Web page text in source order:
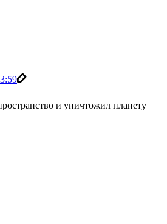
и уничтожил планету